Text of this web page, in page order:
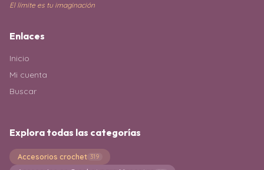
El límite es tu imaginación
Enlaces
Inicio
Mi cuenta
Buscar
Explora todas las categorías
Accesorios crochet 319